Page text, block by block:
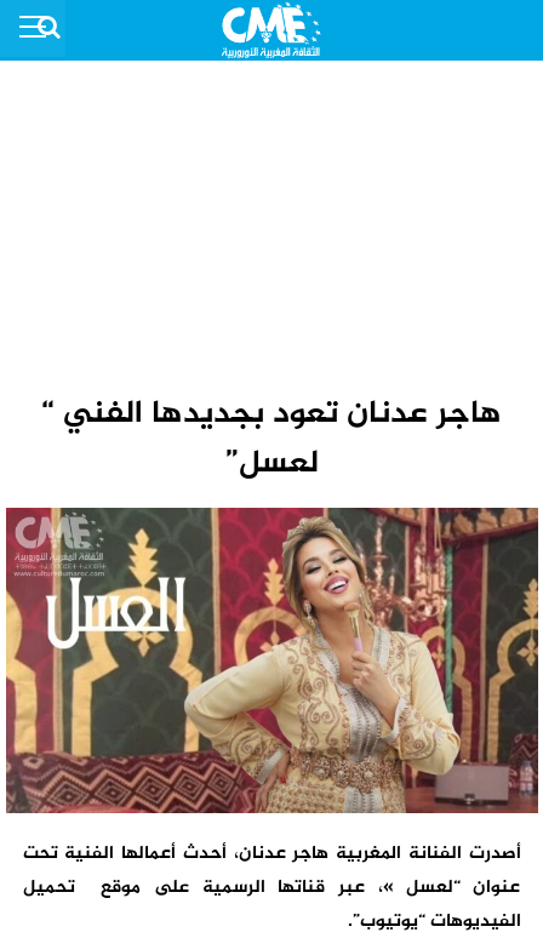
هاجر عدنان تعود بجديدها الفني “
لعسل”
أصدرت الفنانة المغربية هاجر عدنان، أحدث أعمالها الفنية تحت
عنوان “لعسل »، عبر قناتها الرسمية على موقع تحميل
الفيديوهات “يوتيوب”.